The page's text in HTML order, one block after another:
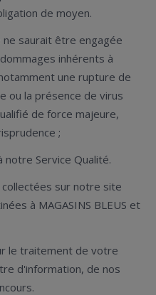
de moyen.
ne saurait être engagée
inhérents à
une rupture de
ou la présence de virus
de force majeure,
;
notre Service Qualité.
sur notre site
à MAGASINS BLEUS et
le traitement de votre
d'information, de nos